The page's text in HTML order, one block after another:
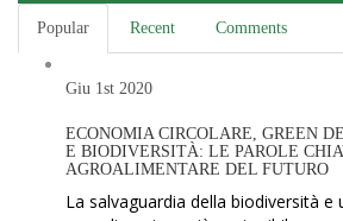
Popular Recent Comments
Giu 1st 2020
ECONOMIA CIRCOLARE, GREEN
E BIODIVERSITÀ: LE PAROLE
AGROALIMENTARE DEL FUTURO
La salvaguardia della biodiversità e